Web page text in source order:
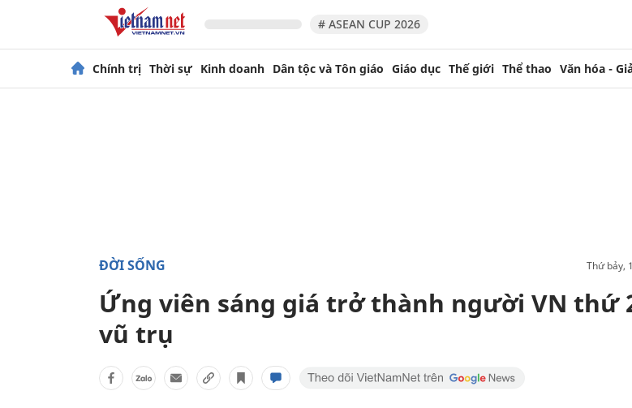
# ASEAN CUP 2026
Chính trị Thời sự Kinh doanh Dân tộc và Tôn giáo Giáo dục Thế giới Thể thao Văn hóa -
ĐỜI SỐNG thứ bảy,
Ứng viên sáng giá trở thành người VN thứ
vũ trụ